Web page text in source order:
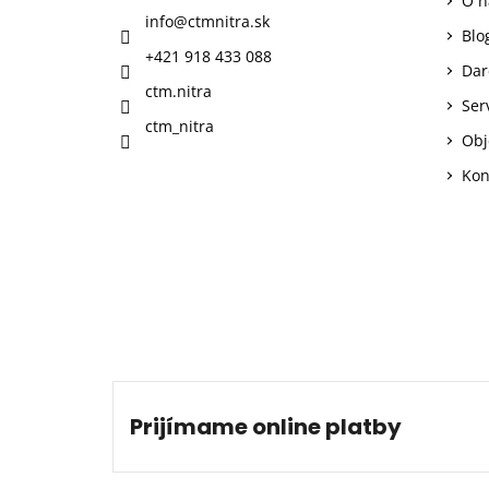
info@ctmnitra.sk
+421 918 433 088
ctm.nitra
ctm_nitra
Prijímame online platby